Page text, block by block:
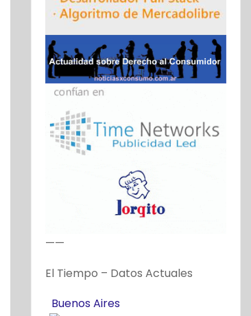
——
El Tiempo – Datos Actuales
Buenos Aires